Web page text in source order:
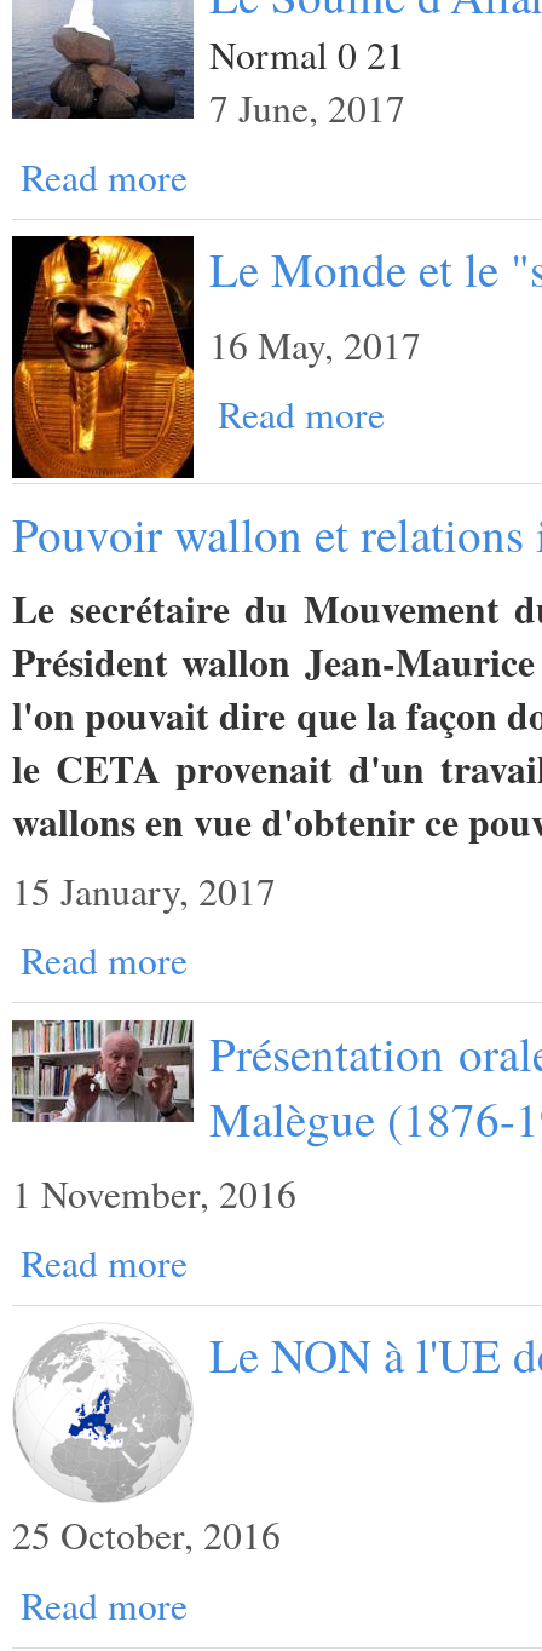
Normal 0 21
7 June, 2017
Read more
Le Monde et le
16 May, 2017
Read more
Pouvoir wallon et relations
Le secrétaire du Mouvement
Président wallon Jean-
l'on pouvait dire que la façon
le CETA provenait d'un
wallons en vue d'obtenir ce
15 January, 2017
Read more
Présentation
Malègue (1876-
1 November, 2016
Read more
Le NON à l'UE
25 October, 2016
Read more